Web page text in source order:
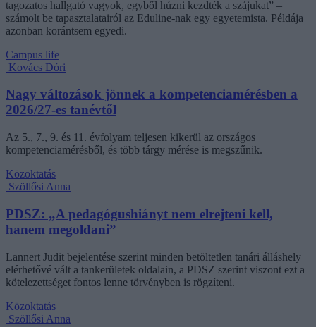
tagozatos hallgató vagyok, egyből húzni kezdték a szájukat” –
számolt be tapasztalatairól az Eduline-nak egy egyetemista. Példája
azonban korántsem egyedi.
Campus life
Kovács Dóri
Nagy változások jönnek a kompetenciamérésben a
2026/27-es tanévtől
Az 5., 7., 9. és 11. évfolyam teljesen kikerül az országos
kompetenciamérésből, és több tárgy mérése is megszűnik.
Közoktatás
Szöllősi Anna
PDSZ: „A pedagógushiányt nem elrejteni kell,
hanem megoldani”
Lannert Judit bejelentése szerint minden betöltetlen tanári álláshely
elérhetővé vált a tankerületek oldalain, a PDSZ szerint viszont ezt a
kötelezettséget fontos lenne törvényben is rögzíteni.
Közoktatás
Szöllősi Anna